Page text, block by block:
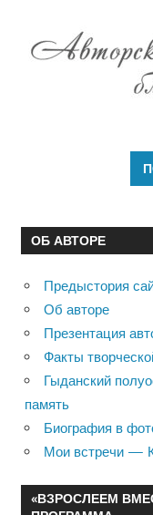
ОБ АВТОРЕ
Предыстория
Об авторе
Презентация
Факты
Гыданский
память
Биография в
Мои встречи —
«ВЗРОСЛЕЕМ